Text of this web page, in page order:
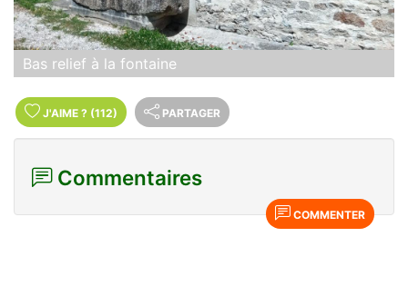
Bas relief à la fontaine
J'AIME ? (112) PARTAGER
Commentaires
COMMENTER